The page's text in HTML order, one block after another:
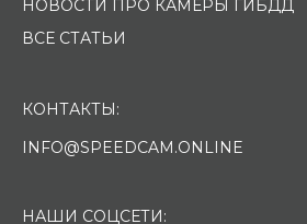
НОВОСТИ ПРО КАМЕРЫ ГИБДД
ВСЕ СТАТЬИ
КОНТАКТЫ:
INFO@SPEEDCAM.ONLINE
НАШИ СОЦСЕТИ: